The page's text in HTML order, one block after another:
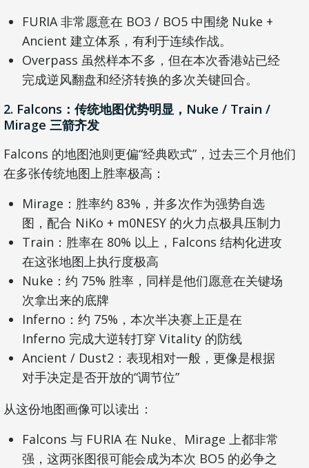
FURIA 非常愿意在 BO3 / BO5 中围绕 Nuke +
Ancient 建立体系，有利于连续作战。
Overpass 虽然样本不多，但在本次香港站已经
完成逆风翻盘和经济转换的多次关键回合。
2. Falcons：传统地图优势明显，Nuke / Train /
Mirage 三箭齐发
Falcons 的地图池则更偏“经典欧式”，过去三个月他们
在多张传统地图上胜率极高：
Mirage：胜率约 83%，并多次作为强势自选
图，配合 NiKo + m0NESY 的火力点极具压制力
Train：胜率在 80% 以上，Falcons 结构化进攻
在这张地图上执行度极高
Nuke：约 75% 胜率，同样是他们愿意在关键场
次拿出来的底牌
Inferno：约 75%，本次半决赛上正是在
Inferno 完成大逆转打穿 Vitality 的防线
Ancient / Dust2：表现相对一般，更像是根据
对手决定是否开放的“调节位”
从这份地图画像可以读出：
Falcons 与 FURIA 在 Nuke、Mirage 上都非常
强，这两张图很可能会成为本次 BO5 的必争之